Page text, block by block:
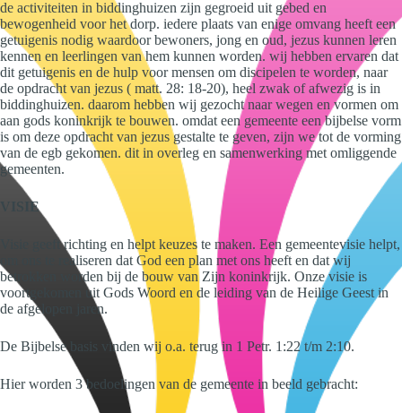
de activiteiten in biddinghuizen zijn gegroeid uit gebed en
bewogenheid voor het dorp. iedere plaats van enige omvang heeft een
getuigenis nodig waardoor bewoners, jong en oud, jezus kunnen leren
kennen en leerlingen van hem kunnen worden. wij hebben ervaren dat
dit getuigenis en de hulp voor mensen om discipelen te worden, naar
de opdracht van jezus ( matt. 28: 18-20), heel zwak of afwezig is in
biddinghuizen. daarom hebben wij gezocht naar wegen en vormen om
aan gods koninkrijk te bouwen. omdat een gemeente een bijbelse vorm
is om deze opdracht van jezus gestalte te geven, zijn we tot de vorming
van de egb gekomen. dit in overleg en samenwerking met omliggende
gemeenten.
VISIE
Visie geeft richting en helpt keuzes te maken. Een gemeentevisie helpt,
om ons te realiseren dat God een plan met ons heeft en dat wij
betrokken worden bij de bouw van Zijn koninkrijk. Onze visie is
voortgekomen uit Gods Woord en de leiding van de Heilige Geest in
de afgelopen jaren.
De Bijbelse basis vinden wij o.a. terug in 1 Petr. 1:22 t/m 2:10.
Hier worden 3 bedoelingen van de gemeente in beeld gebracht: